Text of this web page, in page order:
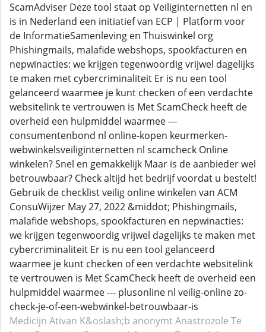
ScamAdviser Deze tool staat op Veiliginternetten nl en
is in Nederland een initiatief van ECP | Platform voor
de InformatieSamenleving en Thuiswinkel org
Phishingmails, malafide webshops, spookfacturen en
nepwinacties: we krijgen tegenwoordig vrijwel dagelijks
te maken met cybercriminaliteit Er is nu een tool
gelanceerd waarmee je kunt checken of een verdachte
websitelink te vertrouwen is Met ScamCheck heeft de
overheid een hulpmiddel waarmee ---
consumentenbond nl online-kopen keurmerken-
webwinkelsveiliginternetten nl scamcheck Online
winkelen? Snel en gemakkelijk Maar is de aanbieder wel
betrouwbaar? Check altijd het bedrijf voordat u bestelt!
Gebruik de checklist veilig online winkelen van ACM
ConsuWijzer May 27, 2022 &middot; Phishingmails,
malafide webshops, spookfacturen en nepwinacties:
we krijgen tegenwoordig vrijwel dagelijks te maken met
cybercriminaliteit Er is nu een tool gelanceerd
waarmee je kunt checken of een verdachte websitelink
te vertrouwen is Met ScamCheck heeft de overheid een
hulpmiddel waarmee --- plusonline nl veilig-online zo-
check-je-of-een-webwinkel-betrouwbaar-is
Medicijn Ativan K&oslash;b anonymt Anastrozole Te